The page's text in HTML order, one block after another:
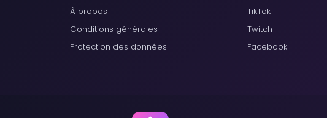
À propos
Conditions générales
Protection des données
TikTok
Twitch
Facebook